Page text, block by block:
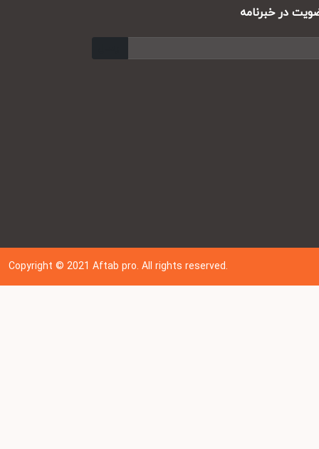
در خبرنامه
Copyright © 202 1Aftab pro. All rights reserved.